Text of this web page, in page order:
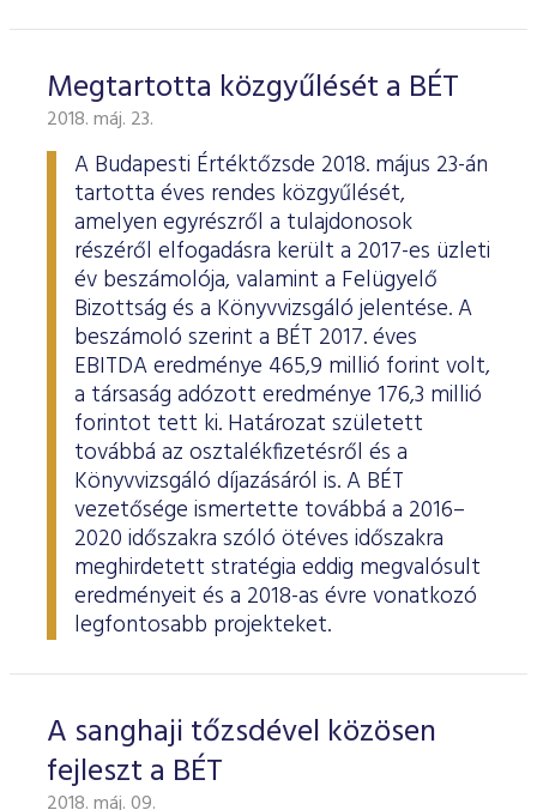
Megtartotta közgyűlését a BÉT
2018. máj. 23.
A Budapesti Értéktőzsde 2018. május 23-án
tartotta éves rendes közgyűlését,
amelyen egyrészről a tulajdonosok
részéről elfogadásra került a 2017-es üzleti
év beszámolója, valamint a Felügyelő
Bizottság és a Könyvvizsgáló jelentése. A
beszámoló szerint a BÉT 2017. éves
EBITDA eredménye 465,9 millió forint volt,
a társaság adózott eredménye 176,3 millió
forintot tett ki. Határozat született
továbbá az osztalékfizetésről és a
Könyvvizsgáló díjazásáról is. A BÉT
vezetősége ismertette továbbá a 2016–
2020 időszakra szóló ötéves időszakra
meghirdetett stratégia eddig megvalósult
eredményeit és a 2018-as évre vonatkozó
legfontosabb projekteket.
A sanghaji tőzsdével közösen
fejleszt a BÉT